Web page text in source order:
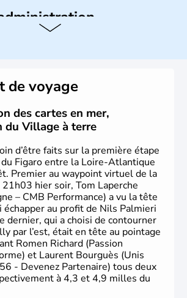
1991. Sébastopol, Karkhov et
villes d'Ukraine.
de voyage
des cartes en mer,
du Village à terre
d’être faits sur la première étape
Figaro entre la Loire-Atlantique
Premier au waypoint virtuel de la
hier soir, Tom Laperche
– CMB Performance) a vu la tête
échapper au profit de Nils Palmieri
dernier, qui a choisi de contourner
par l’est, était en tête au pointage
Romen Richard (Passion
et Laurent Bourguès (Unis
- Devenez Partenaire) tous deux
à 4,3 et 4,9 milles du